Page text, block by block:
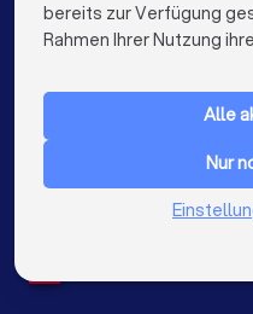
Mediatoren in Duisburg
Mediatoren in Bonn
FÜR PRIVATPERSONEN
Niederlande
bereits zur Verfügung
Rahmen Ihrer Nutzung
Alle
Nur